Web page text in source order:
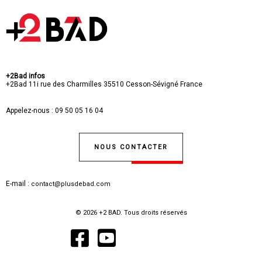
+2Bad infos
+2Bad 11i rue des Charmilles 35510 Cesson-Sévigné France
Appelez-nous : 09 50 05 16 04
NOUS CONTACTER
E-mail : contact@plusdebad.com
© 2026 +2 BAD. Tous droits réservés